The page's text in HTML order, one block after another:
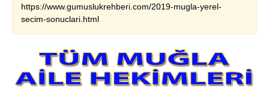
https://www.gumuslukrehberi.com/2019-mugla-yerel-
secim-sonuclari.html